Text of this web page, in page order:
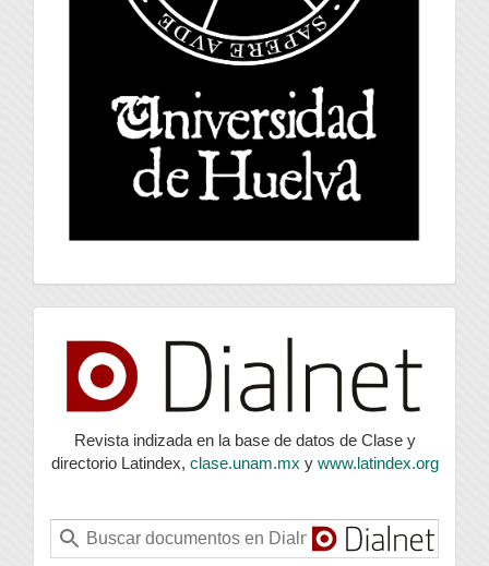
index
Revista indizada en la base de datos de Clase y
directorio Latindex, clase.unam.mx y www.latindex.org